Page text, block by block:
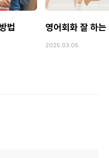
법 영어회화 잘 하
2025.03.05